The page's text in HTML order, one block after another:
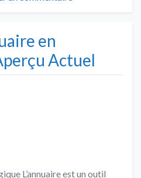
en
Actuel
L’annuaire est un outil